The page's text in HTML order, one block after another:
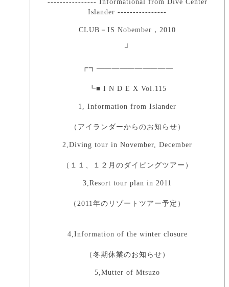
---------------- Informational from Dive Center
Islander ----------------
CLUB－IS Nobember，2010
┘
┏┓――――――――――
┗■ I N D E X Vol.115
1, Information from Islander
（アイランダーからのお知らせ）
2,Diving tour in November, December
（１１、１２月のダイビングツアー）
3,Resort tour plan in 2011
（2011年のリゾートツアー予定）
4,Information of the winter closure
（冬期休業のお知らせ）
5,Mutter of Mtsuzo